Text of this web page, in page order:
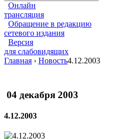
Онлайн
трансляция
Обращение в редакцию
сетевого издания
Версия
для слабовидящих
Главная › Новость4.12.2003
04 декабря 2003
4.12.2003